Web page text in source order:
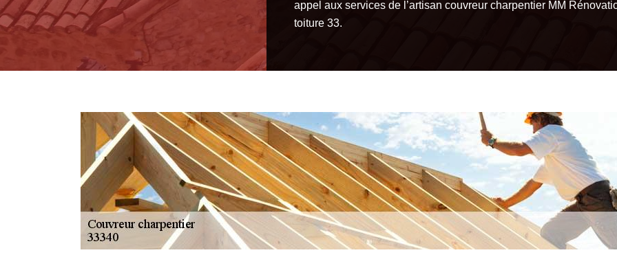
appel aux services de l’artisan couvreur charpentier MM
toiture 33.